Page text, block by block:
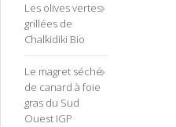
Les olives vertes
grillées de
Chalkidiki Bio
Le magret séché
de canard à foie
gras du Sud
Ouest IGP